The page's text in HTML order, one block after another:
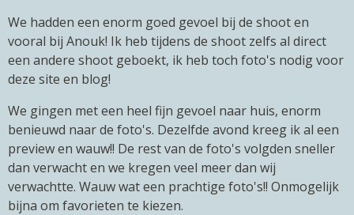
We hadden een enorm goed gevoel bij de shoot en
vooral bij Anouk! Ik heb tijdens de shoot zelfs al direct
een andere shoot geboekt, ik heb toch foto's nodig voor
deze site en blog!
We gingen met een heel fijn gevoel naar huis, enorm
benieuwd naar de foto's. Dezelfde avond kreeg ik al een
preview en wauw!! De rest van de foto's volgden sneller
dan verwacht en we kregen veel meer dan wij
verwachtte. Wauw wat een prachtige foto's!! Onmogelijk
bijna om favorieten te kiezen.